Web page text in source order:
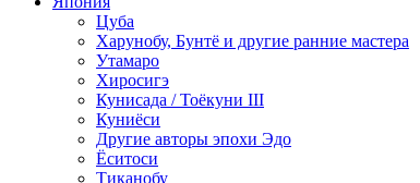
Цуба
Харунобу, Бунтё и другие ранние мастера
Утамаро
Хиросигэ
Кунисада / Тоёкуни III
Куниёси
Другие авторы эпохи Эдо
Ёситоси
Тиканобу